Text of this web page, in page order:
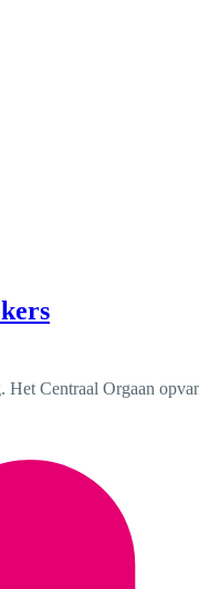
Centraal Orgaan